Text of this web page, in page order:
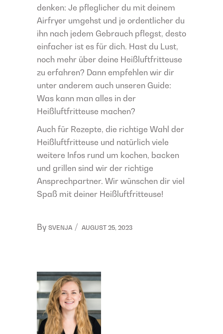
denken: Je pfleglicher du mit deinem
Airfryer umgehst und je ordentlicher du
ihn nach jedem Gebrauch pflegst, desto
einfacher ist es für dich. Hast du Lust,
noch mehr über deine Heißluftfritteuse
zu erfahren? Dann empfehlen wir dir
unter anderem auch unseren Guide:
Was kann man alles in der
Heißluftfritteuse machen?
Auch für Rezepte, die richtige Wahl der
Heißluftfritteuse und natürlich viele
weitere Infos rund um kochen, backen
und grillen sind wir der richtige
Ansprechpartner. Wir wünschen dir viel
Spaß mit deiner Heißluftfritteuse!
By SVENJA AUGUST 25, 2023